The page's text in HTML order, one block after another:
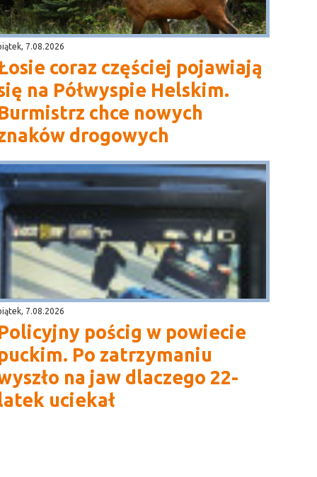
7.08.2026
coraz częściej pojawiają
na Półwyspie Helskim.
chce nowych
drogowych
7.08.2026
pościg w powiecie
Po zatrzymaniu
na jaw dlaczego 22-
uciekał